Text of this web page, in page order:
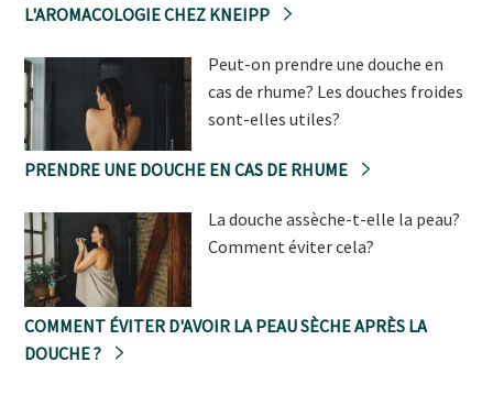
L'AROMACOLOGIE CHEZ KNEIPP
Peut-on prendre une douche en
cas de rhume? Les douches froides
sont-elles utiles?
PRENDRE UNE DOUCHE EN CAS DE RHUME
La douche assèche-t-elle la peau?
Comment éviter cela?
COMMENT ÉVITER D'AVOIR LA PEAU SÈCHE APRÈS LA
DOUCHE ?